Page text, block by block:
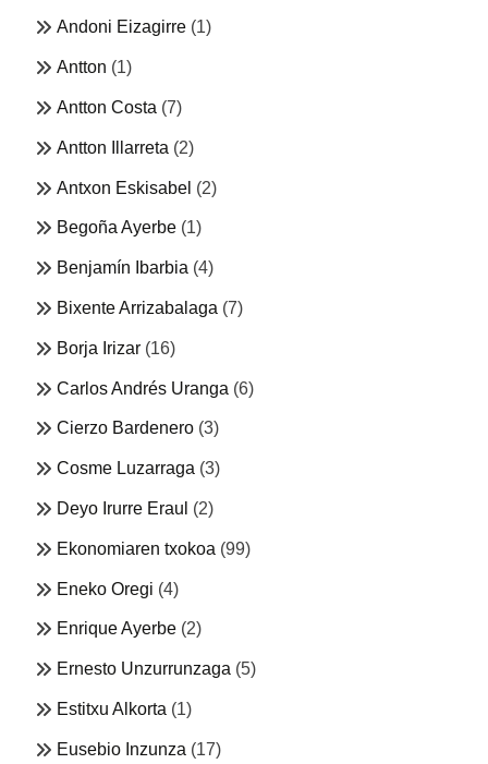
Andoni Eizagirre (1)
Antton (1)
Antton Costa (7)
Antton Illarreta (2)
Antxon Eskisabel (2)
Begoña Ayerbe (1)
Benjamín Ibarbia (4)
Bixente Arrizabalaga (7)
Borja Irizar (16)
Carlos Andrés Uranga (6)
Cierzo Bardenero (3)
Cosme Luzarraga (3)
Deyo Irurre Eraul (2)
Ekonomiaren txokoa (99)
Eneko Oregi (4)
Enrique Ayerbe (2)
Ernesto Unzurrunzaga (5)
Estitxu Alkorta (1)
Eusebio Inzunza (17)